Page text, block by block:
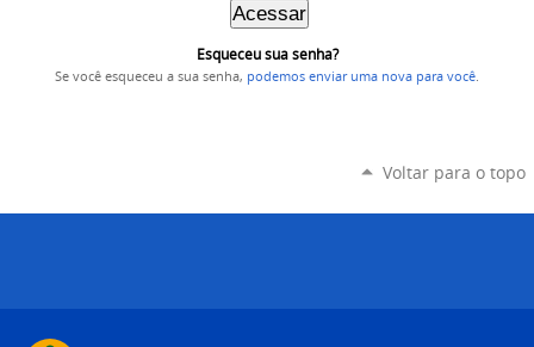
Esqueceu sua senha?
Se você esqueceu a sua senha, podemos enviar uma nova para você
Voltar para o topo